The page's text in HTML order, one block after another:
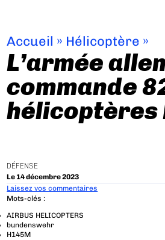
Accueil » Hélicoptère »
L’armée
commande
hélicoptères
DÉFENSE
Le 14 décembre 2023
Laissez vos commentaires
Mots-clés :
AIRBUS HELICOPTERS
bundenswehr
H145M